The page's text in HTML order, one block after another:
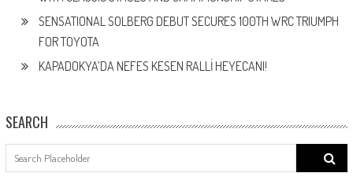
SENSATIONAL SOLBERG DEBUT SECURES 100TH WRC TRIUMPH
FOR TOYOTA
KAPADOKYA’DA NEFES KESEN RALLİ HEYECANI!
SEARCH
Search
for: